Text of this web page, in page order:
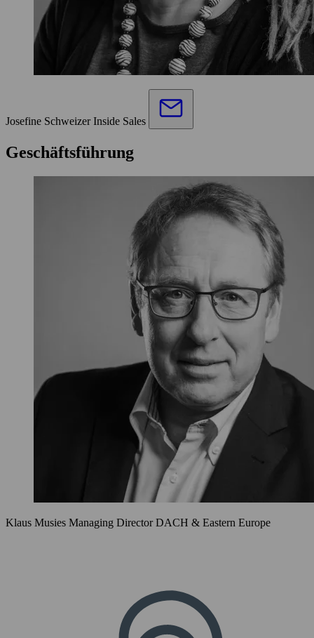
Josefine Schweizer Inside Sales
Geschäftsführung
Klaus Musies Managing Director DACH & Eastern Europe